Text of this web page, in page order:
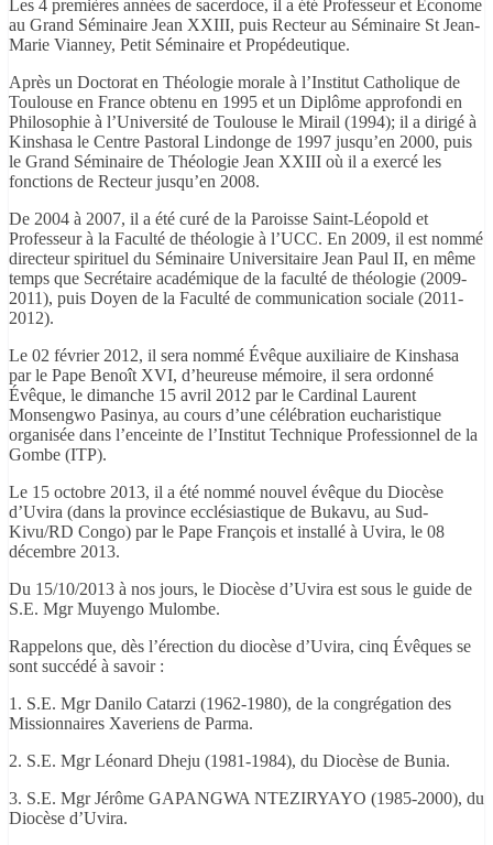
Les 4 premières années de sacerdoce, il a été Professeur et Économe
au Grand Séminaire Jean XXIII, puis Recteur au Séminaire St Jean-
Marie Vianney, Petit Séminaire et Propédeutique.
Après un Doctorat en Théologie morale à l’Institut Catholique de
Toulouse en France obtenu en 1995 et un Diplôme approfondi en
Philosophie à l’Université de Toulouse le Mirail (1994); il a dirigé à
Kinshasa le Centre Pastoral Lindonge de 1997 jusqu’en 2000, puis
le Grand Séminaire de Théologie Jean XXIII où il a exercé les
fonctions de Recteur jusqu’en 2008.
De 2004 à 2007, il a été curé de la Paroisse Saint-Léopold et
Professeur à la Faculté de théologie à l’UCC. En 2009, il est nommé
directeur spirituel du Séminaire Universitaire Jean Paul II, en même
temps que Secrétaire académique de la faculté de théologie (2009-
2011), puis Doyen de la Faculté de communication sociale (2011-
2012).
Le 02 février 2012, il sera nommé Évêque auxiliaire de Kinshasa
par le Pape Benoît XVI, d’heureuse mémoire, il sera ordonné
Évêque, le dimanche 15 avril 2012 par le Cardinal Laurent
Monsengwo Pasinya, au cours d’une célébration eucharistique
organisée dans l’enceinte de l’Institut Technique Professionnel de la
Gombe (ITP).
Le 15 octobre 2013, il a été nommé nouvel évêque du Diocèse
d’Uvira (dans la province ecclésiastique de Bukavu, au Sud-
Kivu/RD Congo) par le Pape François et installé à Uvira, le 08
décembre 2013.
Du 15/10/2013 à nos jours, le Diocèse d’Uvira est sous le guide de
S.E. Mgr Muyengo Mulombe.
Rappelons que, dès l’érection du diocèse d’Uvira, cinq Évêques se
sont succédé à savoir :
1. S.E. Mgr Danilo Catarzi (1962-1980), de la congrégation des
Missionnaires Xaveriens de Parma.
2. S.E. Mgr Léonard Dheju (1981-1984), du Diocèse de Bunia.
3. S.E. Mgr Jérôme GAPANGWA NTEZIRYAYO (1985-2000), du
Diocèse d’Uvira.